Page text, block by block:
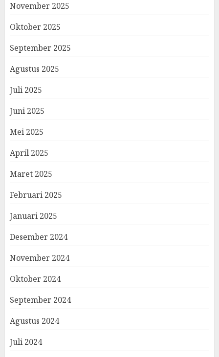
November 2025
Oktober 2025
September 2025
Agustus 2025
Juli 2025
Juni 2025
Mei 2025
April 2025
Maret 2025
Februari 2025
Januari 2025
Desember 2024
November 2024
Oktober 2024
September 2024
Agustus 2024
Juli 2024